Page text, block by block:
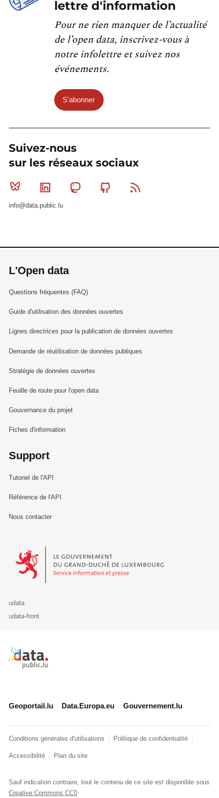
lettre d'information
Pour ne rien manquer de l’actualité
de l’open data, inscrivez-vous à
notre infolettre et suivez nos
événements.
S'abonner
Suivez-nous
sur les réseaux sociaux
Bluesky Linkedin MastodonGithub
info@data.public.lu
L'Open data
Questions fréquentes (FAQ)
Guide d'utilisation des données ouvertes
Lignes directrices pour la publication de données ouvertes
Demande de réutilisation de données publiques
Stratégie de données ouvertes
Feuille de route pour l'open data
Gouvernance du projet
Fiches d'information
Support
Tutoriel de l'API
Référence de l'API
Nous contacter
Le Gouvernement du Grand-Duché de Luxembourg - Service
udata
udata-front
Retour à l'accueil de data.public.lu
Geoportail.lu Data.Europa.eu Gouvernement.lu
Conditions générales d'utilisations Politique de confidentialité
Accessibilité Plan du site
Sauf indication contraire, tout le contenu de ce site est disponible sous
Creative Commons CC0